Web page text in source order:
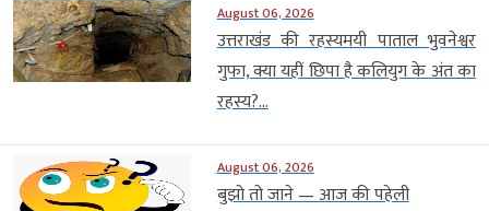
August 06, 2026
उत्तराखंड की रहस्यमयी पाताल भुवनेश्वर
गुफा, क्या यहीं छिपा है कलियुग के अंत का
रहस्य?...
August 06, 2026
बुझो तो जाने — आज की पहेली